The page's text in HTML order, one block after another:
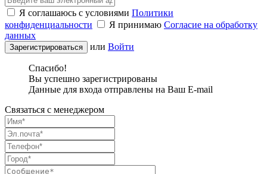
Я соглашаюсь с условиями Политики
конфиденциальности
Я принимаю Согласие на обработку
данных
или Войти
Спасибо!
Вы успешно зарегистрированы
Данные для входа отправлены на Ваш E-mail
Связаться с менеджером